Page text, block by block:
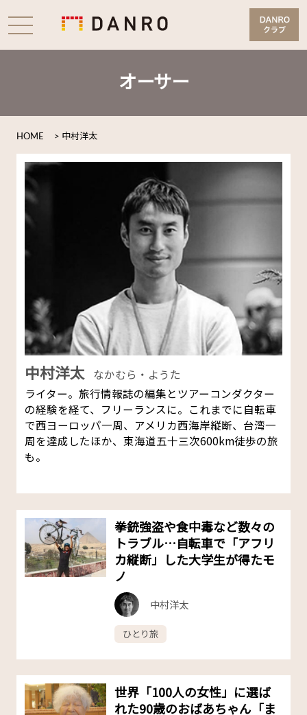
オーサー
HOME > 中村洋太
中村洋太 なかむら・ようた
ライター。旅行情報誌の編集とツアーコンダクター
の経験を経て、フリーランスに。これまでに自転車
で西ヨーロッパ一周、アメリカ西海岸縦断、台湾一
周を達成したほか、東海道五十三次600km徒歩の旅
も。
拳銃強盗や食中毒など数々の
トラブル…自転車で「アフリ
カ縦断」した大学生が得たモ
ノ
中村洋太
ひとり旅
世界「100人の女性」に選ば
れた90歳のおばあちゃん「ま